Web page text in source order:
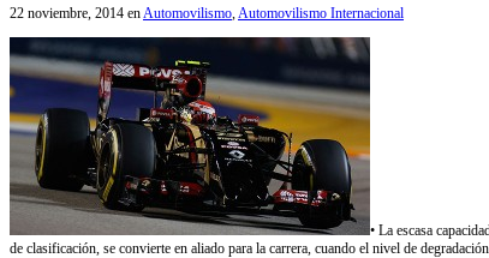
22 noviembre, 2014 en Automovilismo Automovilismo Internacional
• La escasa
de clasificación, se convierte en aliado para la carrera, cuando el nivel de